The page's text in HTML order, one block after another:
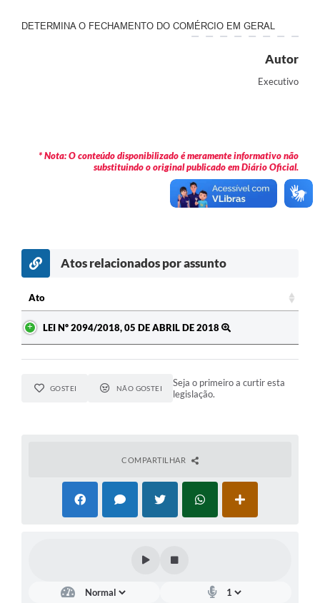
Galeria de Vídeos
Prefeito por um dia
Transparência
Atendimento Médico
Atendimento Odontológico
Sic
DETERMINA O FECHAMENTO DO COMÉRCIO EM GERAL
Autor
Executivo
* Nota: O conteúdo disponibilizado é meramente informativo não
substituindo o original publicado em Diário Oficial.
Atos relacionados por assunto
Ato
LEI Nº 2094/2018, 05 DE ABRIL DE 2018
GOSTEI NÃO GOSTEI
Seja o primeiro a curtir esta
legislação.
COMPARTILHAR